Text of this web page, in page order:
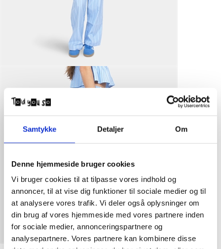
Samtykke Detaljer Om
Denne hjemmeside bruger cookies
Vi bruger cookies til at tilpasse vores indhold og
annoncer, til at vise dig funktioner til sociale medier og til
at analysere vores trafik. Vi deler også oplysninger om
din brug af vores hjemmeside med vores partnere inden
for sociale medier, annonceringspartnere og
analysepartnere. Vores partnere kan kombinere disse